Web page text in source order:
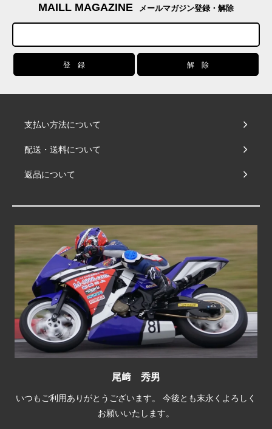
MAILL MAGAZINE メールマガジン登録・解除
支払い方法について
配送・送料について
返品について
尾﨑 秀男
いつもご利用ありがとうございます。 今後とも末永くよろしく
お願いいたします。